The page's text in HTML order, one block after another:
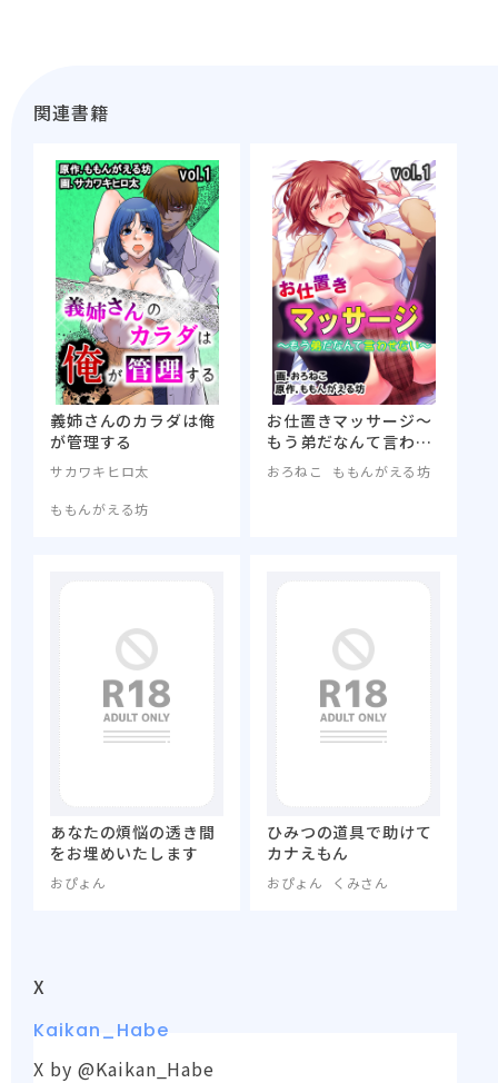
関連書籍
義姉さんのカラダは俺
が管理する
サカワキヒロ太
ももんがえる坊
お仕置きマッサージ～
もう弟だなんて言わせ
ない～
おろねこ ももんがえる坊
あなたの煩悩の透き間
をお埋めいたします
おぴょん
ひみつの道具で助けて
カナえもん
おぴょん くみさん
X
Kaikan_Habe
X by @Kaikan_Habe